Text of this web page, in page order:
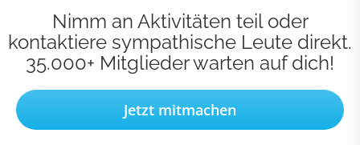
Nimm an Aktivitäten teil oder
kontaktiere sympathische Leute direkt.
35.000+ Mitglieder warten auf dich!
Jetzt mitmachen